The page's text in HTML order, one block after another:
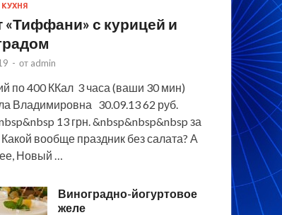
«Тиффани» с курицей и
- от admin
по 400 ККал 3 часа (ваши 30 мин)
Владимировна 30.09.13 62 руб.
13 грн. &nbsp&nbsp&nbsp за
вообще праздник без салата? А
Новый …
Виноградно-йогуртовое
желе